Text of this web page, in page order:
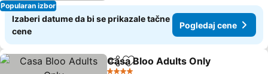
Popularan izbor
Izaberi datume da bi se prikazale tačne
cene
Pogledaj cene
Deli Dodati u favorite
Casa Bloo Adults Only